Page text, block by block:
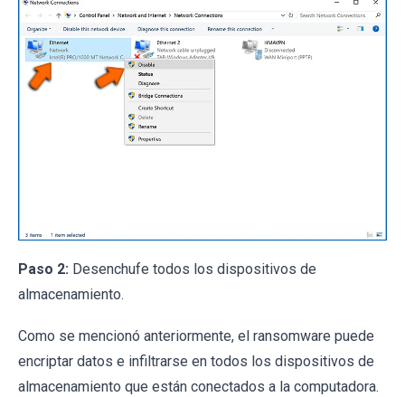
Paso 2: Desenchufe todos los dispositivos de
almacenamiento.
Como se mencionó anteriormente, el ransomware puede
encriptar datos e infiltrarse en todos los dispositivos de
almacenamiento que están conectados a la computadora.